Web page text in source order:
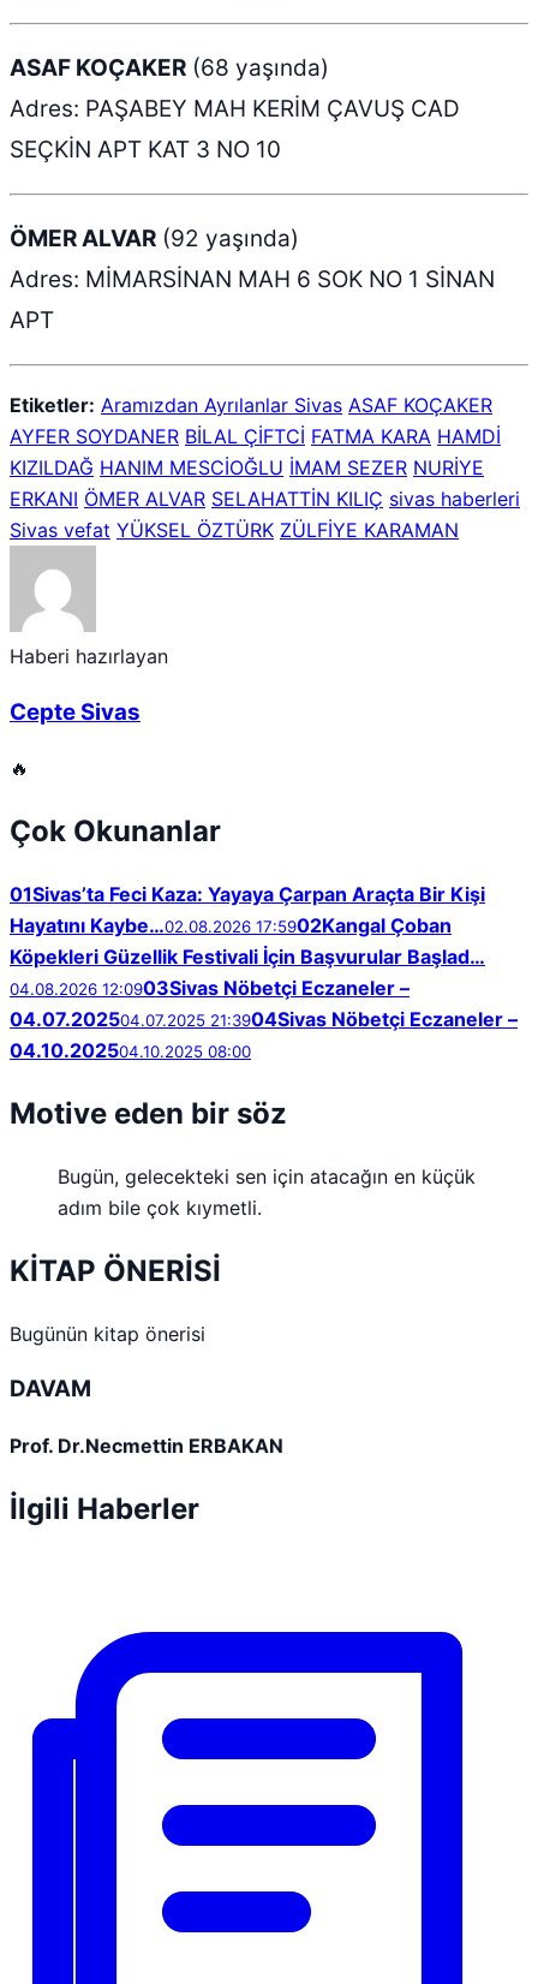
ASAF KOÇAKER (68 yaşında)
Adres: PAŞABEY MAH KERİM ÇAVUŞ CAD
SEÇKİN APT KAT 3 NO 10
ÖMER ALVAR (92 yaşında)
Adres: MİMARSİNAN MAH 6 SOK NO 1 SİNAN
APT
Etiketler: Aramızdan Ayrılanlar Sivas ASAF KOÇAKER
AYFER SOYDANER BİLAL ÇİFTCİ FATMA KARA HAMDİ
KIZILDAĞ HANIM MESCİOĞLU İMAM SEZER NURİYE
ERKANI ÖMER ALVAR SELAHATTİN KILIÇ sivas haberleri
Sivas vefat YÜKSEL ÖZTÜRK ZÜLFİYE KARAMAN
Haberi hazırlayan
Cepte Sivas
🔥
Çok Okunanlar
01Sivas’ta Feci Kaza: Yayaya Çarpan Araçta Bir Kişi
Hayatını Kaybe…02.08.2026 17:5902Kangal Çoban
Köpekleri Güzellik Festivali İçin Başvurular Başlad…
04.08.2026 12:0903Sivas Nöbetçi Eczaneler –
04.07.202504.07.2025 21:3904Sivas Nöbetçi Eczaneler –
04.10.202504.10.2025 08:00
Motive eden bir söz
Bugün, gelecekteki sen için atacağın en küçük
adım bile çok kıymetli.
KİTAP ÖNERİSİ
Bugünün kitap önerisi
DAVAM
Prof. Dr.Necmettin ERBAKAN
İlgili Haberler